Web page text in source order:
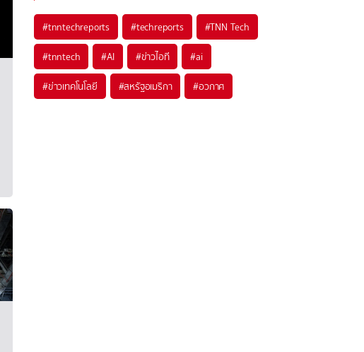
#tnntechreports #techreports #TNN Tech
#tnntech #AI #ข่าวไอที #ai
#ข่าวเทคโนโลยี #สหรัฐอเมริกา #อวกาศ